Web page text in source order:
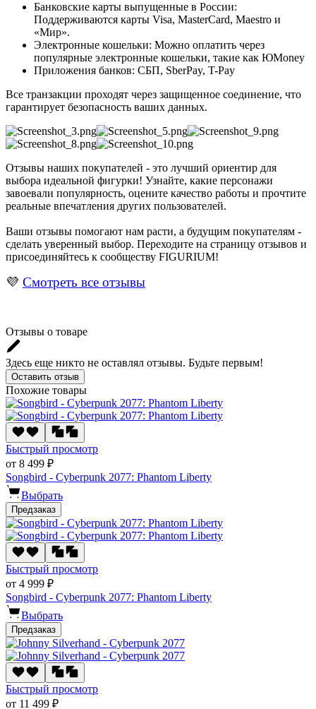
Банковские карты выпущенные в России:
Поддерживаются карты Visa, MasterCard, Maestro и
«Мир».
Электронные кошельки: Можно оплатить через
популярные электронные кошельки, такие как ЮMoney
Приложения банков: СБП, SberPay, T-Pay
Все транзакции проходят через защищенное соединение, что
гарантирует безопасность ваших данных.
Отзывы наших покупателей - это лучший ориентир для
выбора идеальной фигурки! Узнайте, какие персонажи
завоевали популярность, оцените качество работы и прочтите
реальные впечатления других пользователей.
Ваши отзывы помогают нам расти, а будущим покупателям -
сделать уверенный выбор. Переходите на страницу отзывов и
присоединяйтесь к сообществу FIGURIUM!
💜 Смотреть все отзывы
Отзывы о товаре
Здесь еще никто не оставлял отзывы. Будьте первым!
Оставить отзыв
Похожие товары
Быстрый просмотр
от 8 499 ₽
Songbird - Cyberpunk 2077: Phantom Liberty
Выбрать
Предзаказ
Быстрый просмотр
от 4 999 ₽
Songbird - Cyberpunk 2077: Phantom Liberty
Выбрать
Предзаказ
Быстрый просмотр
от 11 499 ₽